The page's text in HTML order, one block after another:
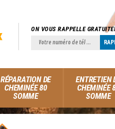
ON VOUS RAPPELLE
RÉPARATION DE
CHEMINÉE 80
SOMME
ENTRETIEN
CHEMINÉE
SOMME